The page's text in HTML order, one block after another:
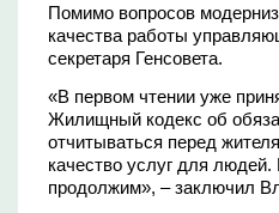
Помимо вопросов
качества работы
секретаря Генсовета.
«В первом чтении уже
Жилищный кодекс об
отчитываться перед
качество услуг для
продолжим», – заключил